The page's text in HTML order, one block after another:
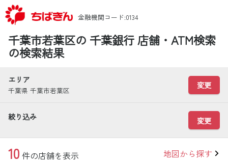
金融機関コード:0134
千葉市若葉区の 千葉銀行 店舗・ATM検索
の検索結果
エリア
千葉県 千葉市若葉区
変更
絞り込み 変更
10 件の店舗を表示 地図から探す